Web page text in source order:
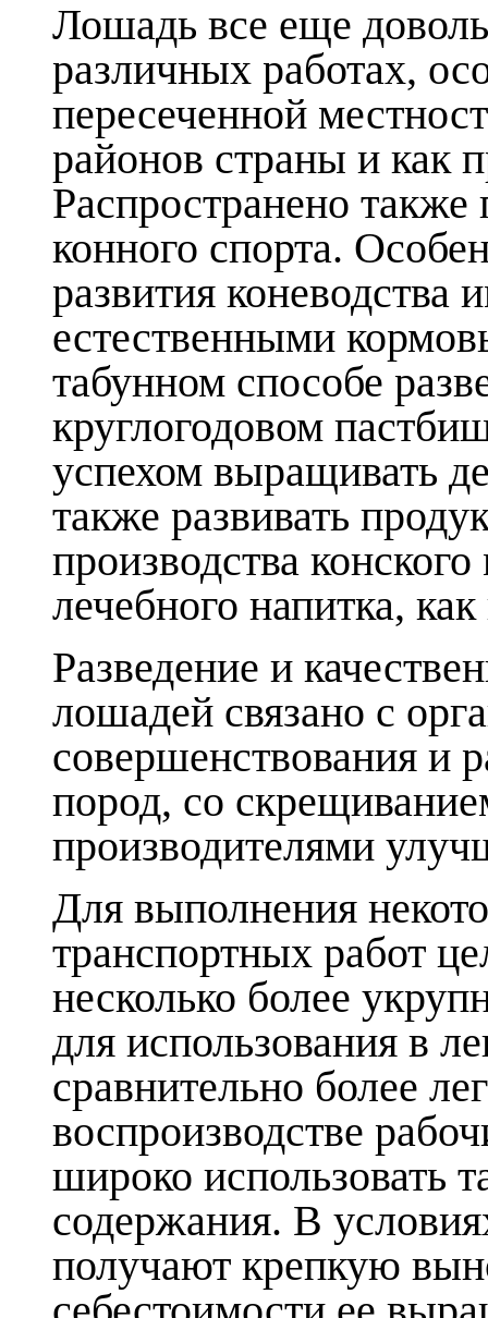
Лошадь все еще
различных работах,
пересеченной
районов страны и как
Распространено
конного спорта.
развития коневодства
естественными
табунном способе
круглогодовом
успехом выращивать
также развивать
производства
лечебного напитка,
Разведение и
лошадей связано с
совершенствования и
пород, со
производителями
Для выполнения
транспортных работ
несколько более
для использования в
сравнительно более
воспроизводстве
широко использовать
содержания. В
получают крепкую